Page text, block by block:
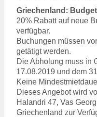
Griechenland:
20% Rabatt auf neue
verfügbar.
Buchungen müssen
getätigt werden.
Die Abholung muss in
17.08.2019 und dem
Keine
Dieses Angebot wird
Halandri 47, Vas
Griechenland zur